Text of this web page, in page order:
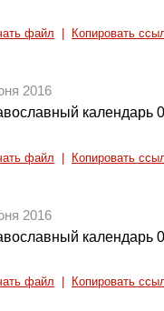
файл Копировать
2016
календарь
файл Копировать
2016
календарь
файл Копировать